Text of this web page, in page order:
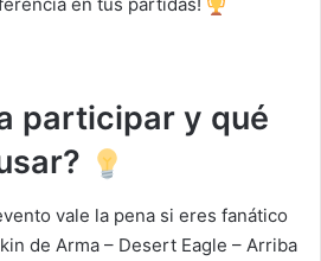
en tus partidas!
participar y qué
vale la pena si eres fanático
de Arma – Desert Eagle – Arriba